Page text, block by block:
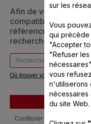
Afin de vous assurer
compatible avec
référence de votre
recherche ci-
Où trouver votre référence ?
Produits
Confiturier Vitafruit
sur les
Vous
qui précède
"Accepter
"Refuser
vous
n'utiliserons
nécessaires
du site Web.